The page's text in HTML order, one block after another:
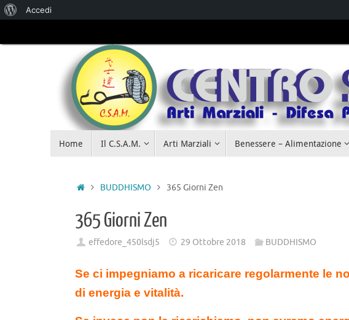
Accedi
Salta al
Home Il C.S.A.M. Arti Marziali Benessere – Alimentazione
BUDDHISMO 365 Giorni Zen
365 Giorni Zen
effedore_450lsdj5 29 Ottobre 2018 BUDDHISMO
Se ci impegniamo a ricaricare regolarmente le
di energia e vitalità.